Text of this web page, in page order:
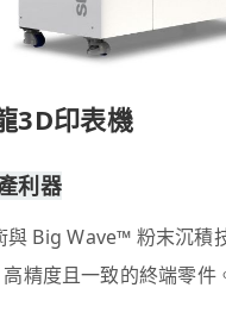
3D印表機
利器
與 Big Wave™ 粉末沉積
精度且一致的終端零件